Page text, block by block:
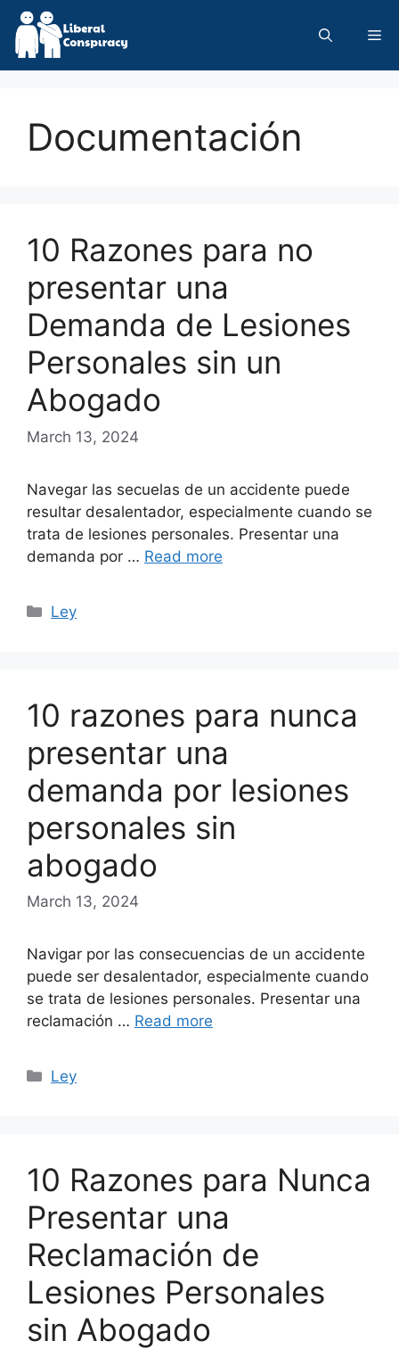
Skip
content
Documentación
10 Razones para no
presentar una
Demanda de Lesiones
Personales sin un
Abogado
March 13, 2024
Navegar las secuelas de un accidente puede
resultar desalentador, especialmente cuando se
trata de lesiones personales. Presentar una
demanda por … Read more
Categories
Ley
10 razones para nunca
presentar una
demanda por lesiones
personales sin
abogado
March 13, 2024
Navigar por las consecuencias de un accidente
puede ser desalentador, especialmente cuando
se trata de lesiones personales. Presentar una
reclamación … Read more
Categories
Ley
10 Razones para Nunca
Presentar una
Reclamación de
Lesiones Personales
sin Abogado